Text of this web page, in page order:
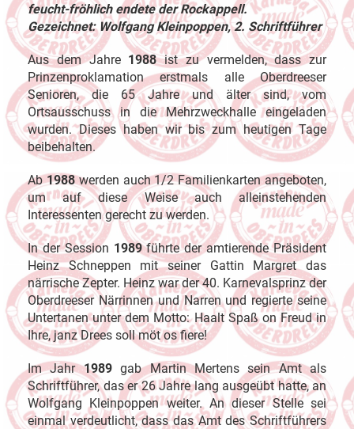
feucht-fröhlich endete der Rockappell.
Gezeichnet: Wolfgang Kleinpoppen, 2. Schriftführer
Aus dem Jahre 1988ist zu vermelden, dass zur
Prinzenproklamation erstmals alle Oberdreeser
Senioren, die 65 Jahre und älter sind, vom
Ortsausschuss in die Mehrzweckhalle eingeladen
wurden. Dieses haben wir bis zum heutigen Tage
beibehalten.
Ab1988werden auch 1/2 Familienkarten angeboten,
um auf diese Weise auch alleinstehenden
Interessenten gerecht zu werden.
In der Session 1989führte der amtierende Präsident
Heinz Schneppen mit seiner Gattin Margret das
närrische Zepter. Heinz war der 40. Karnevalsprinz der
Oberdreeser Närrinnen und Narren und regierte seine
Untertanen unter dem Motto: Haalt Spaß on Freud in
Ihre, janz Drees soll möt os fiere!
Im Jahr1989gab Martin Mertens sein Amt als
Schriftführer, das er 26 Jahre lang ausgeübt hatte, an
Wolfgang Kleinpoppen weiter. An dieser Stelle sei
einmal verdeutlicht, dass das Amt des Schriftführers